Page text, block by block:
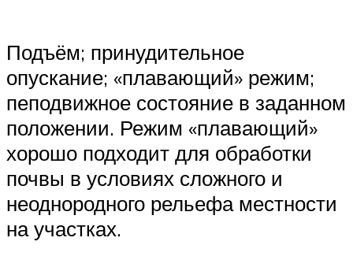
Подъём; принудительное
опускание; «плавающий» режим;
пеподвижное состояние в заданном
положении. Режим «плавающий»
хорошо подходит для обработки
почвы в условиях сложного и
неоднородного рельефа местности
на участках.